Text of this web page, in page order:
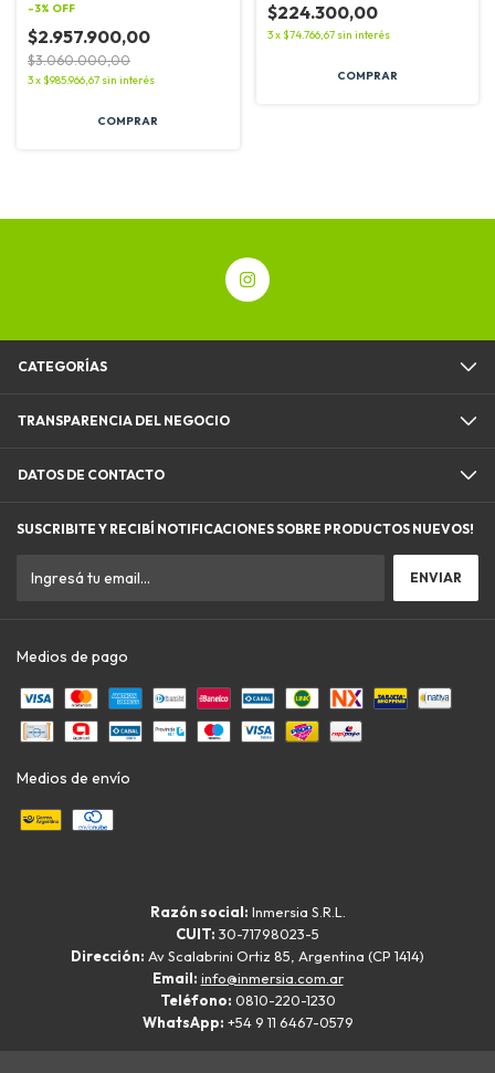
-3% OFF
$2.957.900,00
$3.060.000,00
3x$985.966,67 sin interés
$224.300,00
3x$74.766,67 sin interés
CATEGORÍAS
TRANSPARENCIA DEL NEGOCIO
DATOS DE CONTACTO
SUSCRIBITE Y RECIBÍ NOTIFICACIONES SOBRE PRODUCTOS NUEVOS!
Medios de pago
Medios de envío
Razón social: Inmersia S.R.L.
CUIT: 30-71798023-5
Dirección: Av Scalabrini Ortiz 85, Argentina (CP 1414)
Email: info@inmersia.com.ar
Teléfono: 0810-220-1230
WhatsApp: +54 9 11 6467-0579